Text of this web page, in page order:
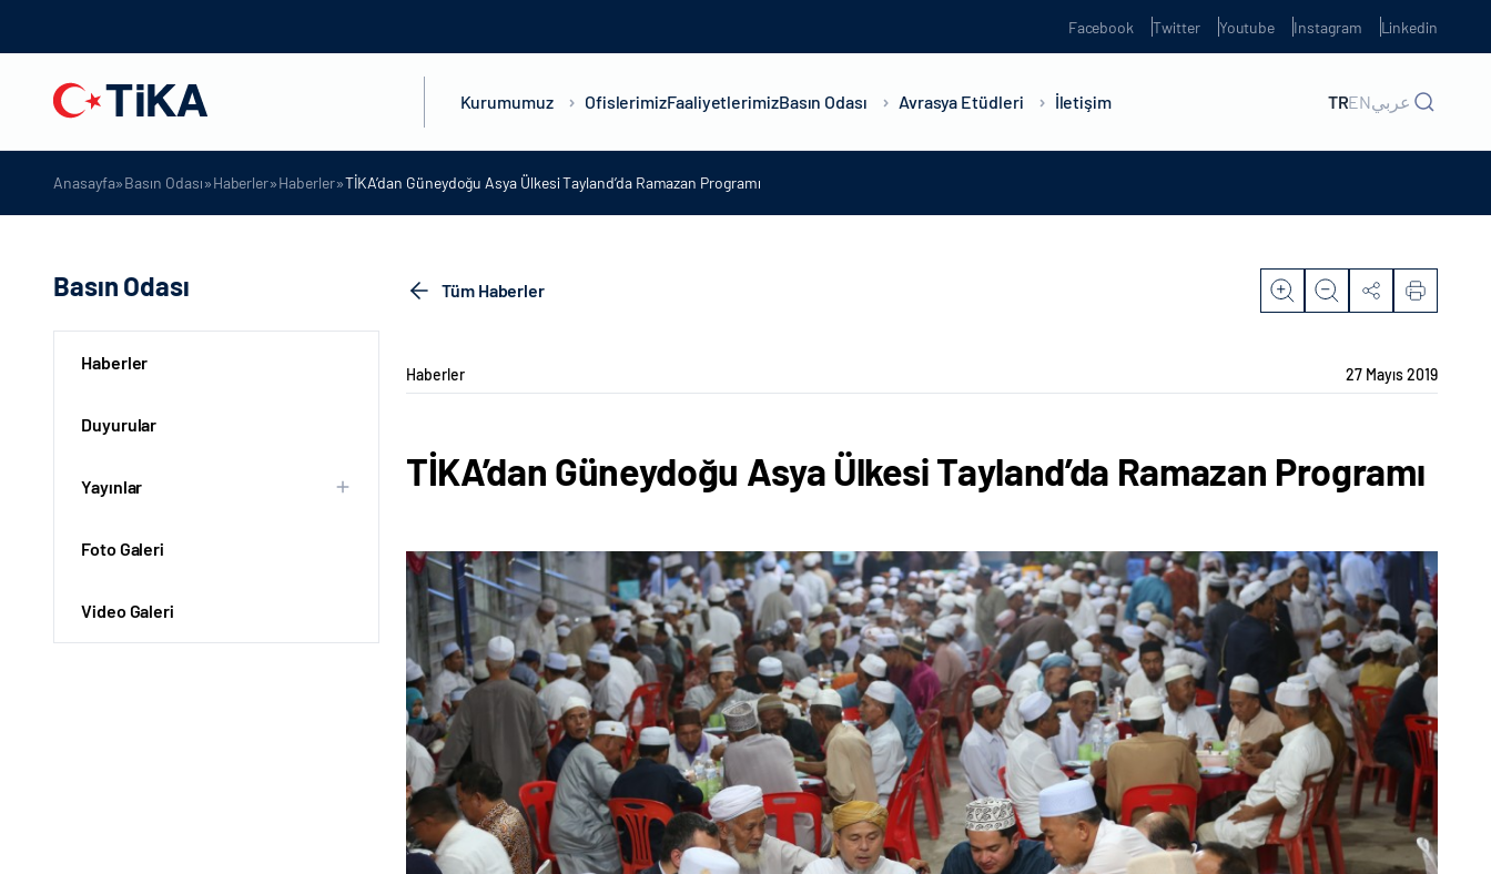
Facebook Twitter Youtube Instagram Linkedin
Kurumumuz OfislerimizFaaliyetlerimizBasın Odası Avrasya Etüdleri İletişim TRENعربي
Anasayfa»Basın Odası»Haberler»Haberler»TİKA’dan Güneydoğu Asya Ülkesi Tayland’da Ramazan Programı
Basın Odası
Haberler
Duyurular
Yayınlar
Foto Galeri
Video Galeri
Tüm Haberler
Haberler 27 Mayıs 2019
TİKA’dan Güneydoğu Asya Ülkesi Tayland’da Ramazan Programı